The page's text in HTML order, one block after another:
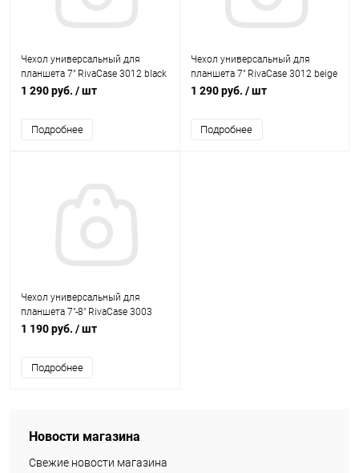
Чехол универсальный для
планшета 7" RivaCase 3012 black
1 290 руб. / шт
Подробнее
Чехол универсальный для
планшета 7" RivaCase 3012 beige
1 290 руб. / шт
Подробнее
Чехол универсальный для
планшета 7"-8" RivaCase 3003
black
1 190 руб. / шт
Подробнее
Новости магазина
Свежие новости магазина